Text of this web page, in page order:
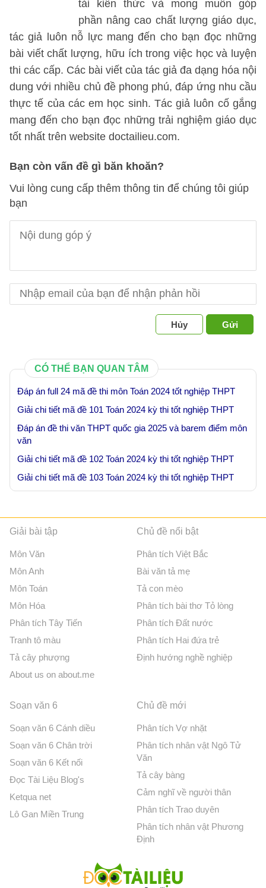
tải kiến thức và mong muốn góp
phần nâng cao chất lượng giáo dục,
tác giả luôn nỗ lực mang đến cho bạn đọc những
bài viết chất lượng, hữu ích trong việc học và luyện
thi các cấp. Các bài viết của tác giả đa dạng hóa nội
dung với nhiều chủ đề phong phú, đáp ứng nhu cầu
thực tế của các em học sinh. Tác giả luôn cố gắng
mang đến cho bạn đọc những trải nghiệm giáo dục
tốt nhất trên website doctailieu.com.
Bạn còn vấn đề gì băn khoăn?
Vui lòng cung cấp thêm thông tin để chúng tôi giúp
bạn
Hủy Gửi
CÓ THỂ BẠN QUAN TÂM
Đáp án full 24 mã đề thi môn Toán 2024 tốt nghiệp THPT
Giải chi tiết mã đề 101 Toán 2024 kỳ thi tốt nghiệp THPT
Đáp án đề thi văn THPT quốc gia 2025 và barem điểm môn
văn
Giải chi tiết mã đề 102 Toán 2024 kỳ thi tốt nghiệp THPT
Giải chi tiết mã đề 103 Toán 2024 kỳ thi tốt nghiệp THPT
Giải bài tập
Môn Văn
Môn Anh
Môn Toán
Môn Hóa
Phân tích Tây Tiến
Tranh tô màu
Tả cây phượng
About us on about.me
Chủ đề nổi bật
Phân tích Việt Bắc
Bài văn tả mẹ
Tả con mèo
Phân tích bài thơ Tỏ lòng
Phân tích Đất nước
Phân tích Hai đứa trẻ
Định hướng nghề nghiệp
Soạn văn 6
Soạn văn 6 Cánh diều
Soạn văn 6 Chân trời
Soạn văn 6 Kết nối
Đọc Tài Liệu Blog's
Ketqua net
Lô Gan Miền Trung
Chủ đề mới
Phân tích Vợ nhặt
Phân tích nhân vật Ngô Tử
Văn
Tả cây bàng
Cảm nghĩ về người thân
Phân tích Trao duyên
Phân tích nhân vật Phương
Định